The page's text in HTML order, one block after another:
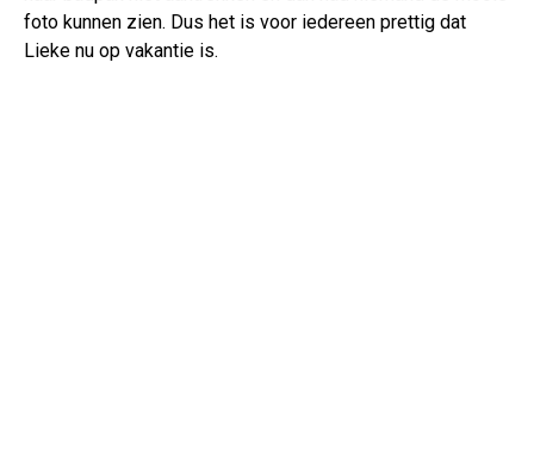
foto kunnen zien. Dus het is voor iedereen prettig dat
Lieke nu op vakantie is.